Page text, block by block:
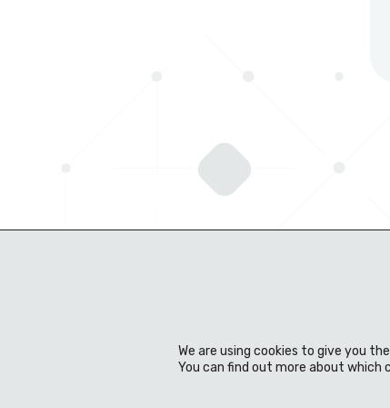
Sobre a empresa Experiência
We are using cookies to give you
You can find out more about